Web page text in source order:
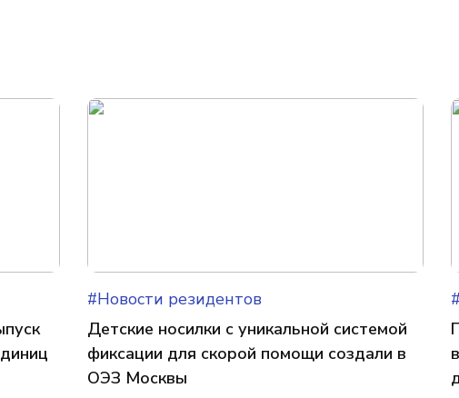
#Новости резидентов
Детские носилки с уникальной системой
фиксации для скорой помощи создали в
ОЭЗ Москвы